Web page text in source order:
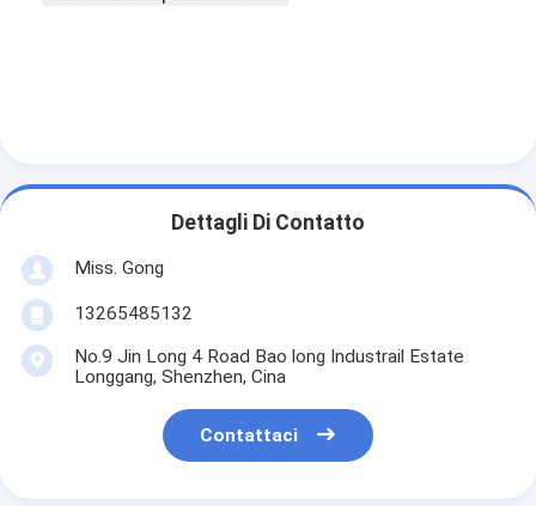
Dettagli Di Contatto
Miss. Gong
13265485132
No.9 Jin Long 4 Road Bao long Industrail Estate
Longgang, Shenzhen, Cina
Contattaci